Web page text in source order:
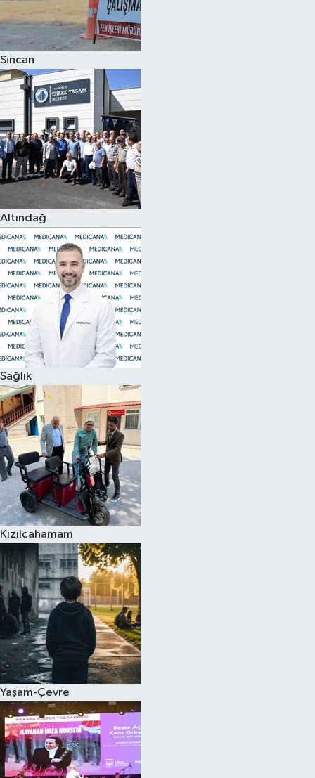
Sincan
Altındağ
Sağlık
Kızılcahamam
Yaşam-Çevre
Spor
Çocuk
Eğitim
Hava Durumu
Kadın
Kim kimdir?
Kültür Sanat
Sağlık
Siyaset
Teknoloji
Televizyon
Yaşam-Çevre